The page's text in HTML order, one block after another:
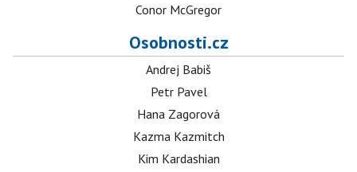
Conor McGregor
Osobnosti.cz
Andrej Babiš
Petr Pavel
Hana Zagorová
Kazma Kazmitch
Kim Kardashian